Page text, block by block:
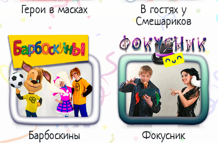
Герои в масках
В гостях у
Смешариков
Барбоскины Фокусник